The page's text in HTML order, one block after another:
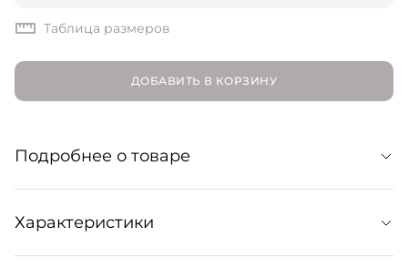
Таблица размеров
ДОБАВИТЬ В КОРЗИНУ
Подробнее о товаре
Длинные брюки из мягкой мериносовой шерсти.
Созданы для комфортных образов и непринужденных
сочетаний. Образуют монохромный лук с парным
Характеристики